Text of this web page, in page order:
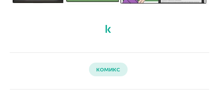
комикс